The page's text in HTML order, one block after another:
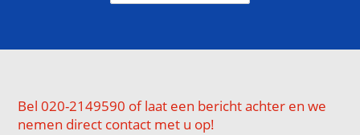
Bel 020-2149590 of laat een bericht achter en we
nemen direct contact met u op!